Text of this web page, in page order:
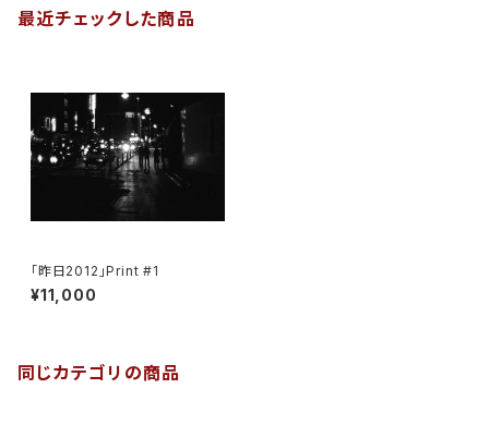
最近チェックした商品
「昨日2012」Print #1
¥11,000
同じカテゴリの商品